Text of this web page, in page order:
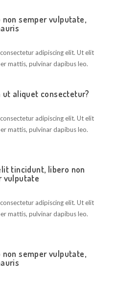
semper vulputate,
adipiscing elit. Ut elit
mattis, pulvinar dapibus leo.
ut aliquet consectetur?
adipiscing elit. Ut elit
mattis, pulvinar dapibus leo.
tincidunt, libero non
vulputate
adipiscing elit. Ut elit
mattis, pulvinar dapibus leo.
semper vulputate,